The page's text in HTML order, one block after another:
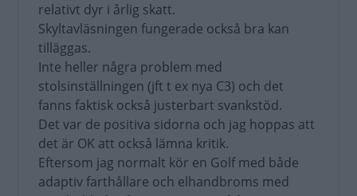
relativt dyr i årlig skatt.
Skyltavläsningen fungerade också bra kan
tilläggas.
Inte heller några problem med
stolsinställningen (jft t ex nya C3) och det
fanns faktisk också justerbart svankstöd.
Det var de positiva sidorna och jag hoppas att
det är OK att också lämna kritik.
Eftersom jag normalt kör en Golf med både
adaptiv farthållare och elhandbroms med